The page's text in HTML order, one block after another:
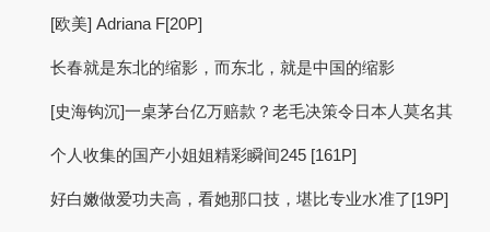
[欧美] Adriana F[20P]
长春就是东北的缩影，而东北，就是中国的缩影
[史海钩沉]一桌茅台亿万赔款？老毛决策令日本人莫名其
个人收集的国产小姐姐精彩瞬间245 [161P]
好白嫩做爱功夫高，看她那口技，堪比专业水准了[19P]